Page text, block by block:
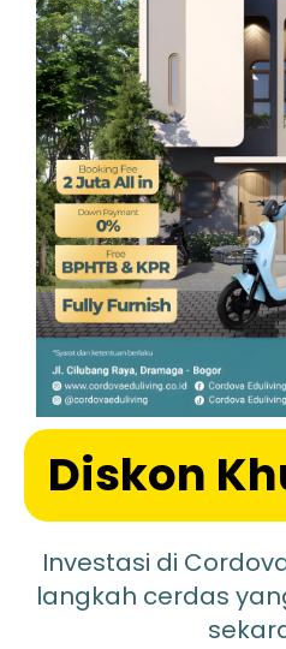
Diskon
Investasi di
langkah cerdas